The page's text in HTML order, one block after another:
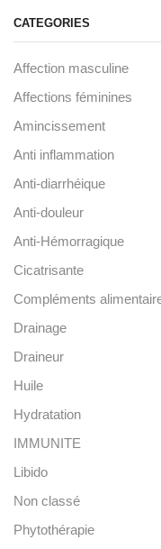
CATEGORIES
Affection masculine
Affections féminines
Amincissement
Anti inflammation
Anti-diarrhéique
Anti-douleur
Anti-Hémorragique
Cicatrisante
Compléments
Drainage
Draineur
Huile
Hydratation
IMMUNITE
Libido
Non classé
Phytothérapie